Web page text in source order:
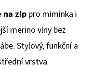
na zip pro miminka i
merino vlny bez
Stylový, funkční a
vrstva.